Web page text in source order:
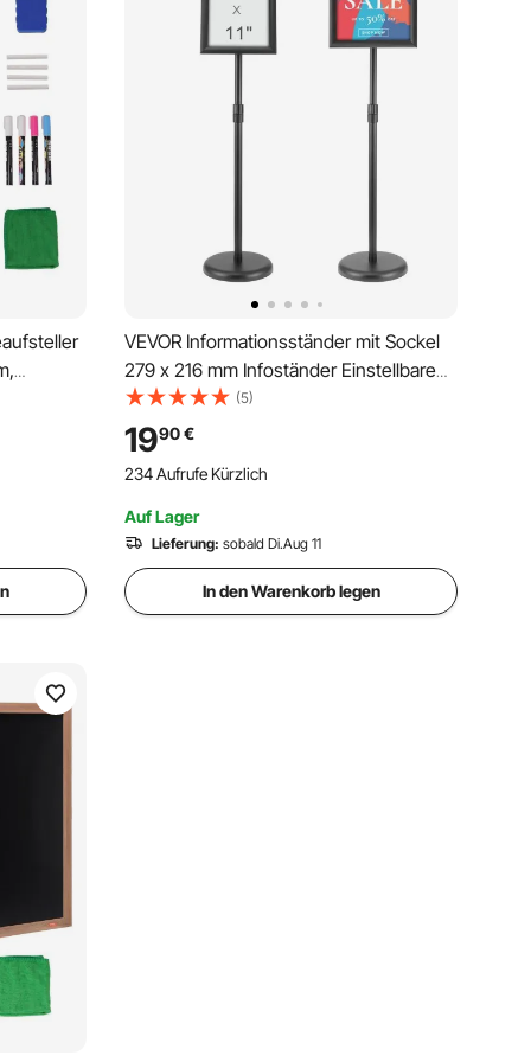
mm
VEVOR Informationsständer mit Sockel
279 x 216 mm Infoständer Einstellbare
Höhe 820-1250 mm Posterständer,
Robuster Schilderhalter Aufsteller Gefüllt
mit Sand oder Wasser, für Displays,
Werbung
(5)
1990€
234 Aufrufe Kürzlich
Auf Lager
Lieferung: sobald Di.Aug 11
In den Warenkorb legen